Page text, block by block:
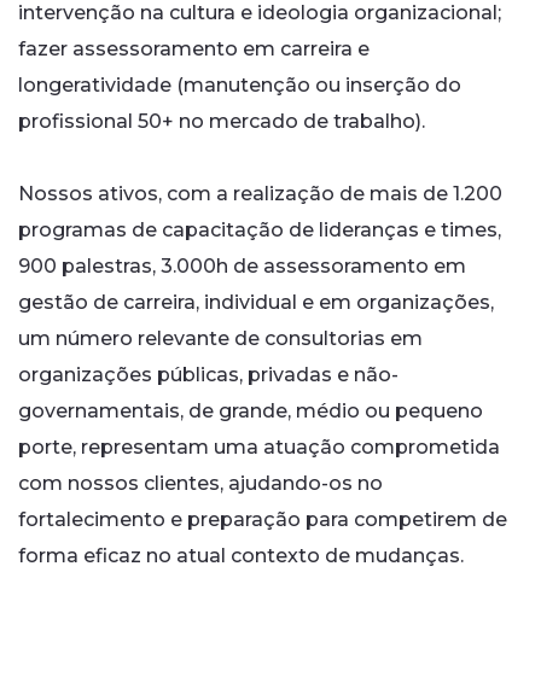
intervenção na cultura e ideologia organizacional;
fazer assessoramento em carreira e
longeratividade (manutenção ou inserção do
profissional 50+ no mercado de trabalho).
Nossos ativos, com a realização de mais de 1.200
programas de capacitação de lideranças e times,
900 palestras, 3.000h de assessoramento em
gestão de carreira, individual e em organizações,
um número relevante de consultorias em
organizações públicas, privadas e não-
governamentais, de grande, médio ou pequeno
porte, representam uma atuação comprometida
com nossos clientes, ajudando-os no
fortalecimento e preparação para competirem de
forma eficaz no atual contexto de mudanças.